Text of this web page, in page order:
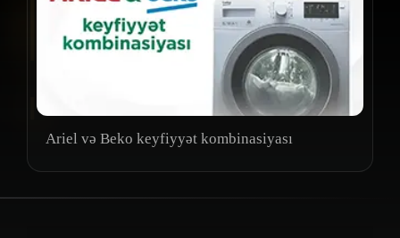
Ariel və Beko keyfiyyət kombinasiyası